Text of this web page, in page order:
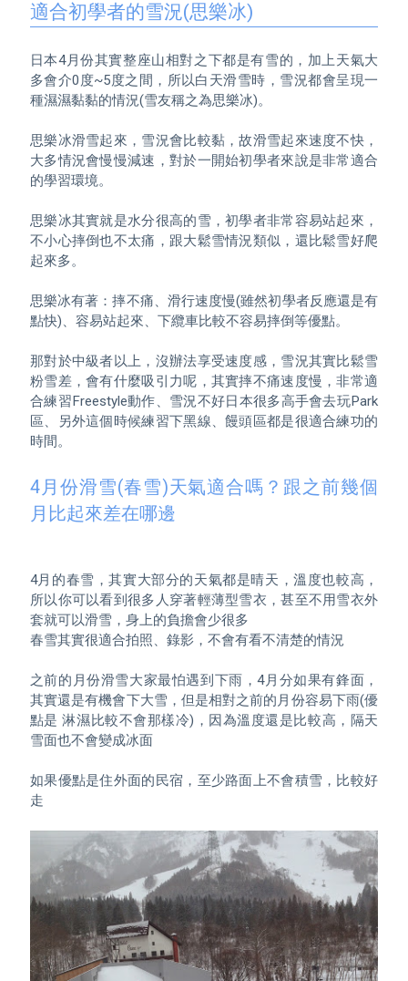
適合初學者的雪況(思樂冰)
日本4月份其實整座山相對之下都是有雪的，加上天氣大
多會介0度~5度之間，所以白天滑雪時，雪況都會呈現一
種濕濕黏黏的情況(雪友稱之為思樂冰)。
思樂冰滑雪起來，雪況會比較黏，故滑雪起來速度不快，
大多情況會慢慢減速，對於一開始初學者來說是非常適合
的學習環境。
思樂冰其實就是水分很高的雪，初學者非常容易站起來，
不小心摔倒也不太痛，跟大鬆雪情況類似，還比鬆雪好爬
起來多。
思樂冰有著：摔不痛、滑行速度慢(雖然初學者反應還是有
點快)、容易站起來、下纜車比較不容易摔倒等優點。
那對於中級者以上，沒辦法享受速度感，雪況其實比鬆雪
粉雪差，會有什麼吸引力呢，其實摔不痛速度慢，非常適
合練習Freestyle動作、雪況不好日本很多高手會去玩Park
區、另外這個時候練習下黑線、饅頭區都是很適合練功的
時間。
4月份滑雪(春雪)天氣適合嗎？跟之前幾個
月比起來差在哪邊
4月的春雪，其實大部分的天氣都是晴天，溫度也較高，
所以你可以看到很多人穿著輕薄型雪衣，甚至不用雪衣外
套就可以滑雪，身上的負擔會少很多
春雪其實很適合拍照、錄影，不會有看不清楚的情況
之前的月份滑雪大家最怕遇到下雨，4月分如果有鋒面，
其實還是有機會下大雪，但是相對之前的月份容易下雨(優
點是 淋濕比較不會那樣冷)，因為溫度還是比較高，隔天
雪面也不會變成冰面
如果優點是住外面的民宿，至少路面上不會積雪，比較好
走